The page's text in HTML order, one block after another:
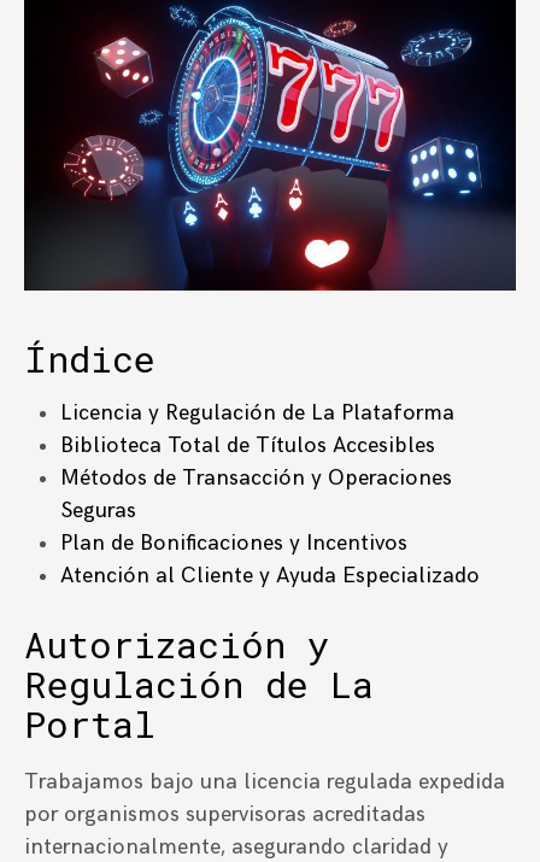
Índice
Licencia y Regulación de La Plataforma
Biblioteca Total de Títulos Accesibles
Métodos de Transacción y Operaciones
Seguras
Plan de Bonificaciones y Incentivos
Atención al Cliente y Ayuda Especializado
Autorización y
Regulación de La
Portal
Trabajamos bajo una licencia regulada expedida
por organismos supervisoras acreditadas
internacionalmente, asegurando claridad y